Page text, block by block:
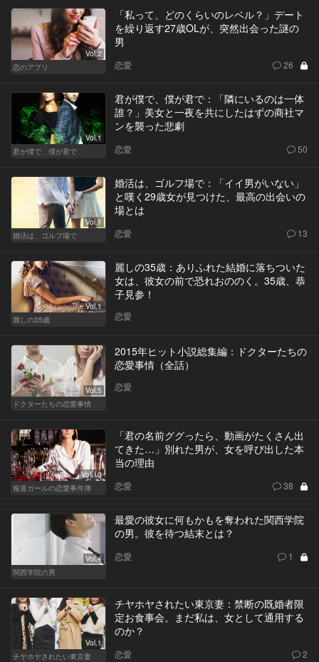
Vol.2
恋のアプリ
「私って、どのくらいのレベル？」デート
を繰り返す27歳OLが、突然出会った謎の
男
恋愛 26
Vol.1
君が僕で、僕が君で
君が僕で、僕が君で：「隣にいるのは一体
誰？」美女と一夜を共にしたはずの商社マ
ンを襲った悲劇
恋愛 50
Vol.1
婚活は、ゴルフ場で
婚活は、ゴルフ場で：「イイ男がいない」
と嘆く29歳女が見つけた、最高の出会いの
場とは
恋愛 13
Vol.1
麗しの35歳
麗しの35歳：ありふれた結婚に落ちついた
女は、彼女の前で恐れおののく。35歳、恭
子見参！
恋愛
Vol.5
ドクターたちの恋愛事情
2015年ヒット小説総集編：ドクターたちの
恋愛事情（全話）
恋愛
Vol.10
報道ガールの恋愛事件簿
「君の名前ググったら、動画がたくさん出
てきた…」別れた男が、女を呼び出した本
当の理由
恋愛 38
Vol.4
関西学院の男
最愛の彼女に何もかもを奪われた関西学院
の男。彼を待つ結末とは？
恋愛 1
Vol.1
チヤホヤされたい東京妻
チヤホヤされたい東京妻：禁断の既婚者限
定お食事会。まだ私は、女として通用する
のか？
恋愛 2